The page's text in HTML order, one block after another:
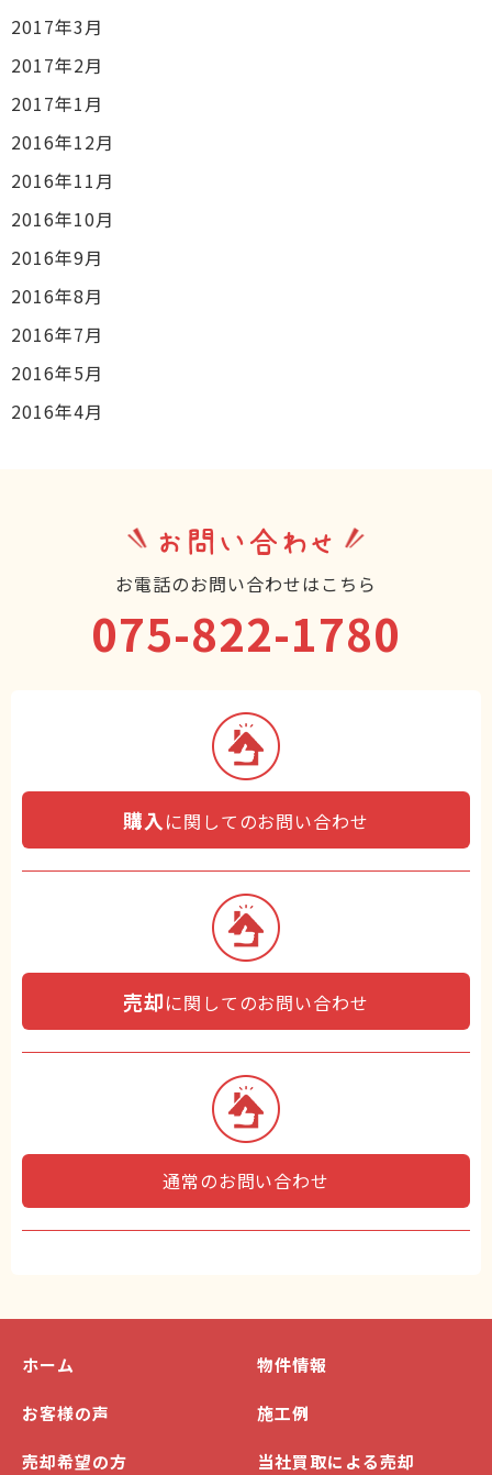
2017年3月
2017年2月
2017年1月
2016年12月
2016年11月
2016年10月
2016年9月
2016年8月
2016年7月
2016年5月
2016年4月
お問い合わせ
お電話のお問い合わせはこちら
075-822-1780
購入 に関してのお問い合わせ
売却に関してのお問い合わせ
通常のお問い合わせ
ホーム 物件情報
お客様の声 施工例
売却希望の方 当社買取による売却